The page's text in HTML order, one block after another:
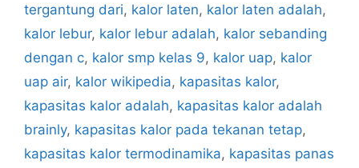
tergantung dari, kalor laten, kalor laten adalah,
kalor lebur, kalor lebur adalah, kalor sebanding
dengan c, kalor smp kelas 9, kalor uap, kalor
uap air, kalor wikipedia, kapasitas kalor,
kapasitas kalor adalah, kapasitas kalor adalah
brainly, kapasitas kalor pada tekanan tetap,
kapasitas kalor termodinamika, kapasitas panas